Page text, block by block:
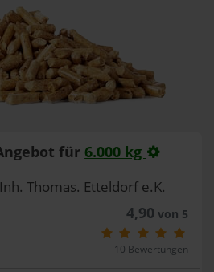
für 6.000 kg
Thomas. Etteldorf e.K.
4,90 von 5
10 Bewertungen